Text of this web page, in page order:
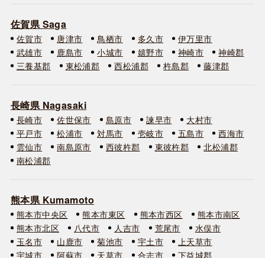
佐賀県 Saga
佐賀市 唐津市 鳥栖市 多久市
伊万里市
武雄市
鹿島市 小城市 嬉野市 神崎市
神崎郡
三養基郡
東松浦郡 西松浦郡 杵島郡 藤津郡
長崎県 Nagasaki
長崎市 佐世保市 島原市 諫早市
大村市
平戸市
松浦市 対馬市 壱岐市 五島市
西海市
雲仙市
南島原市 西彼杵郡 東彼杵郡
北松浦郡
南松浦郡
熊本県 Kumamoto
熊本市中央区 熊本市東区 熊本市西区
熊本市南区
熊本市北区
八代市 人吉市 荒尾市
水俣市
玉名市
山鹿市 菊池市 宇土市
上天草市
宇城市
阿蘇市 天草市 合志市
下益城郡